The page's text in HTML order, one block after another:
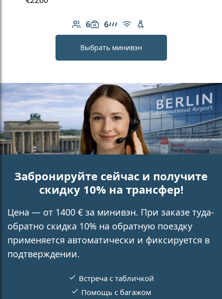
6
Количество пассажиров: 6
6
Вместимость багажа: 6
Линейка AMG
Бесплатный Wi-Fi
Детское кресло
Выбрать минивэн
Забронируйте сейчас и получите
скидку 10% на трансфер!
Цена — от 1400 € за минивэн. При заказе туда-
обратно скидка 10% на обратную поездку
применяется автоматически и фиксируется в
подтверждении.
Встреча с табличкой
Помощь с багажом